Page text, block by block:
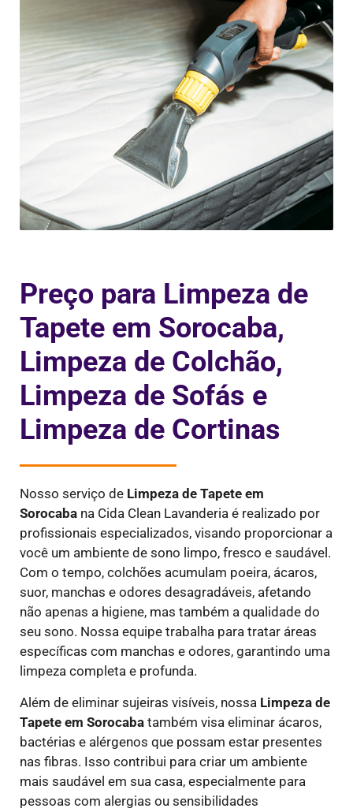
Preço para Limpeza de
Tapete em Sorocaba,
Limpeza de Colchão,
Limpeza de Sofás e
Limpeza de Cortinas
Nosso serviço de Limpeza de Tapete em
Sorocaba na Cida Clean Lavanderia é realizado por
profissionais especializados, visando proporcionar a
você um ambiente de sono limpo, fresco e saudável.
Com o tempo, colchões acumulam poeira, ácaros,
suor, manchas e odores desagradáveis, afetando
não apenas a higiene, mas também a qualidade do
seu sono. Nossa equipe trabalha para tratar áreas
específicas com manchas e odores, garantindo uma
limpeza completa e profunda.
Além de eliminar sujeiras visíveis, nossa Limpeza de
Tapete em Sorocaba também visa eliminar ácaros,
bactérias e alérgenos que possam estar presentes
nas fibras. Isso contribui para criar um ambiente
mais saudável em sua casa, especialmente para
pessoas com alergias ou sensibilidades